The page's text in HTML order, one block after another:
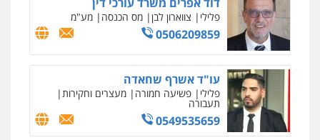
פלילי צווארון לבן מס הכנסה מע"מ
0506209859
עו"ד אשרף שחאדה
פלילי פשיעה חמורה מעצרים וחקירות
תעבורה
0549535659